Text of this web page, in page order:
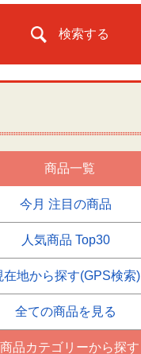
検索する
商品一覧
今月 注目の商品
人気商品 Top30
在地から探す(GPS検索)
全ての商品を見る
商品カテゴリーから探す